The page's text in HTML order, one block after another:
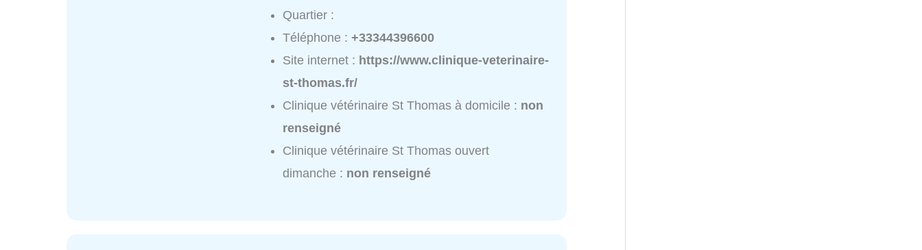
Quartier :
Téléphone :+33344396600
Site internet : https://www.clinique-veterinaire-
st-thomas.fr/
Clinique vétérinaire St Thomas à domicile : non
renseigné
Clinique vétérinaire St Thomas ouvert
dimanche : non renseigné